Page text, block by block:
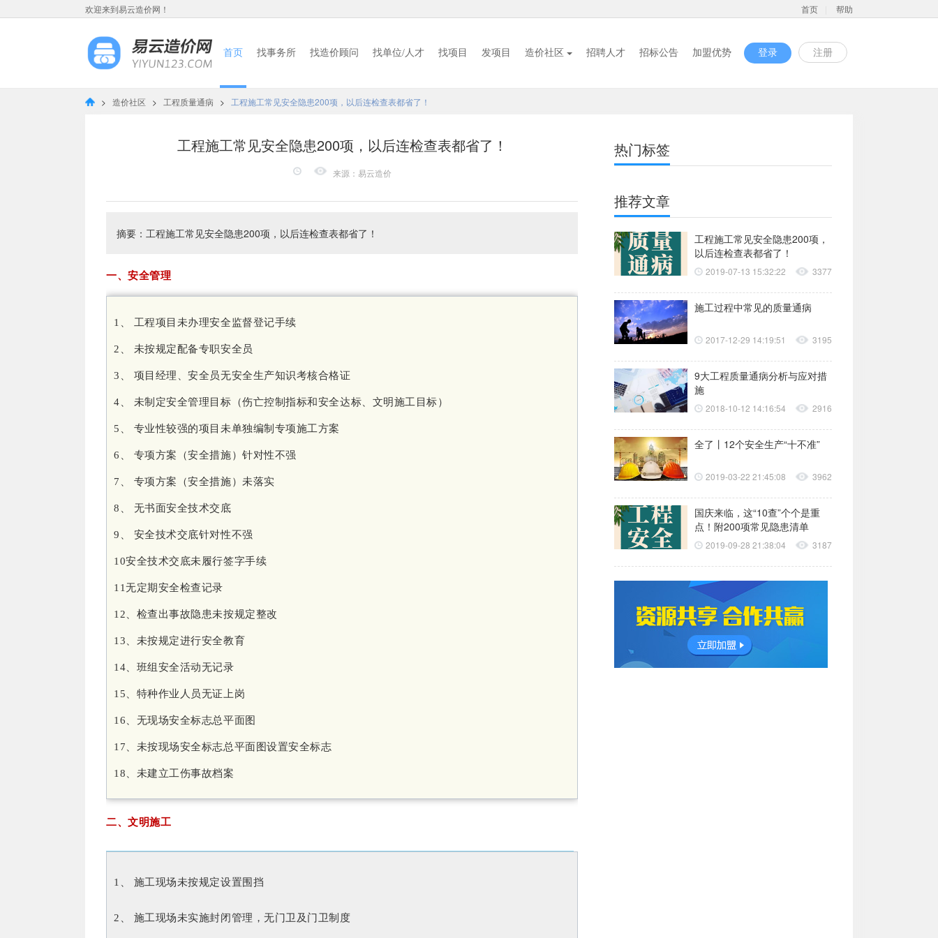
欢迎来到易云造价网！ 首页 帮助
首页 找事务所 找造价顾问 找单位/人才 找项目 发项目 造价社区 招聘人才 招标公告 加盟优势 登录 注册
> 造价社区 > 工程质量通病 > 工程施工常见安全隐患200项，以后连检查表都省了！
工程施工常见安全隐患200项，以后连检查表都省了！
来源：易云造价
摘要：工程施工常见安全隐患200项，以后连检查表都省了！
一、安全管理
1、 工程项目未办理安全监督登记手续
2、 未按规定配备专职安全员
3、 项目经理、安全员无安全生产知识考核合格证
4、 未制定安全管理目标（伤亡控制指标和安全达标、文明施工目标）
5、 专业性较强的项目未单独编制专项施工方案
6、 专项方案（安全措施）针对性不强
7、 专项方案（安全措施）未落实
8、 无书面安全技术交底
9、 安全技术交底针对性不强
10安全技术交底未履行签字手续
11无定期安全检查记录
12、检查出事故隐患未按规定整改
13、未按规定进行安全教育
14、班组安全活动无记录
15、特种作业人员无证上岗
16、无现场安全标志总平面图
17、未按现场安全标志总平面图设置安全标志
18、未建立工伤事故档案
二、文明施工
1、 施工现场未按规定设置围挡
2、 施工现场未实施封闭管理，无门卫及门卫制度
热门标签
推荐文章
工程施工常见安全隐患200项，
以后连检查表都省了！
2019-07-13 15:32:22 3377
施工过程中常见的质量通病
2017-12-29 14:19:51 3195
9大工程质量通病分析与应对措
施
2018-10-12 14:16:54 2916
全了丨12个安全生产“十不准”
2019-03-22 21:45:08 3962
国庆来临，这“10查”个个是重
点！附200项常见隐患清单
2019-09-28 21:38:04 3187